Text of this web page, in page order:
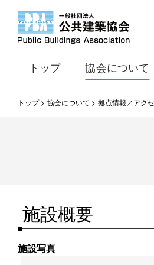
トップ 協会について
トップ 協会について 拠点情報／アク
施設概要
​施設写真​